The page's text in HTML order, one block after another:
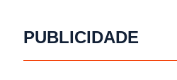
PUBLICIDADE